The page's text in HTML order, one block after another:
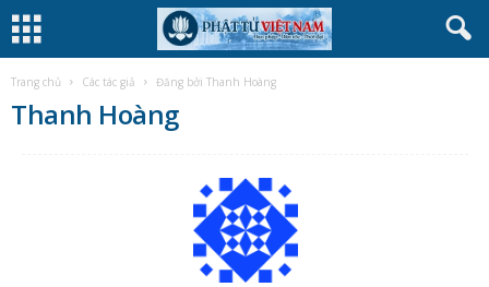
Trang chủ Các tác giả Đăng bởi Thanh Hoàng
Thanh Hoàng